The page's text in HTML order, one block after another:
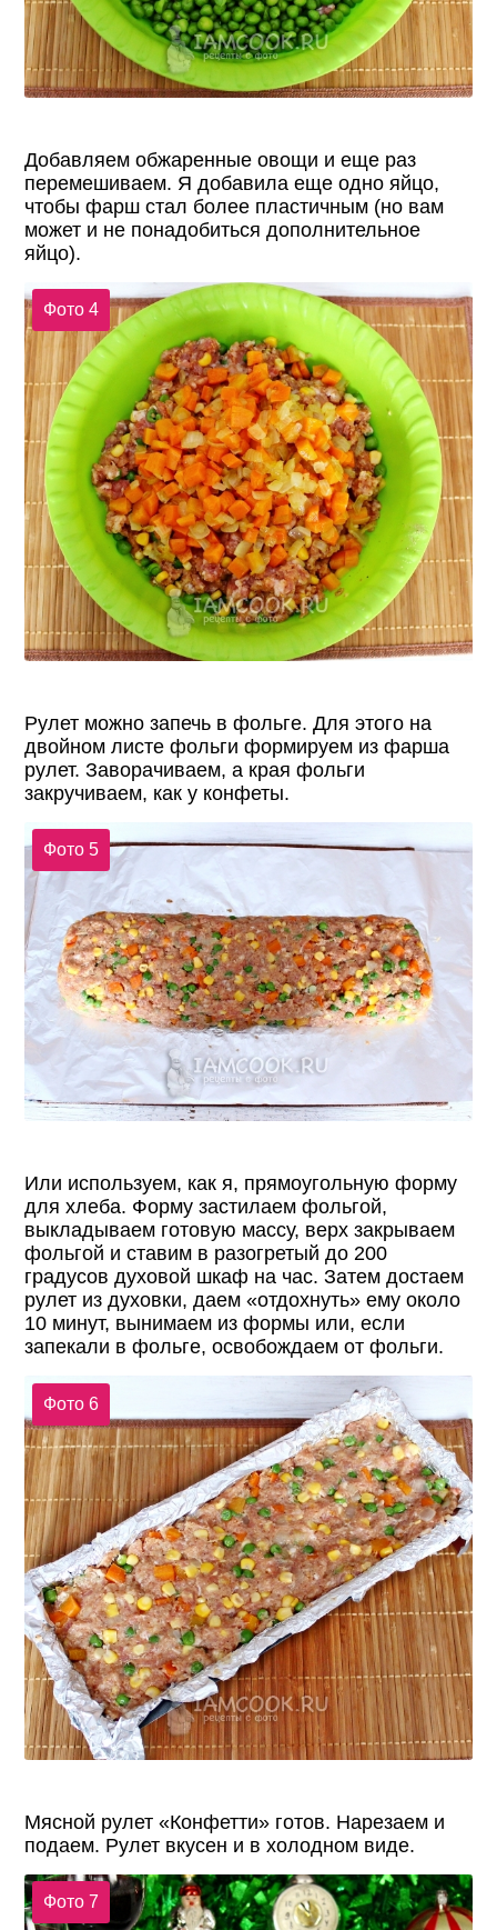
Добавляем обжаренные овощи и еще раз
перемешиваем. Я добавила еще одно яйцо,
чтобы фарш стал более пластичным (но вам
может и не понадобиться дополнительное
яйцо).
Фото 4
Рулет можно запечь в фольге. Для этого на
двойном листе фольги формируем из фарша
рулет. Заворачиваем, а края фольги
закручиваем, как у конфеты.
Фото 5
Или используем, как я, прямоугольную форму
для хлеба. Форму застилаем фольгой,
выкладываем готовую массу, верх закрываем
фольгой и ставим в разогретый до 200
градусов духовой шкаф на час. Затем достаем
рулет из духовки, даем «отдохнуть» ему около
10 минут, вынимаем из формы или, если
запекали в фольге, освобождаем от фольги.
Фото 6
Мясной рулет «Конфетти» готов. Нарезаем и
подаем. Рулет вкусен и в холодном виде.
Фото 7